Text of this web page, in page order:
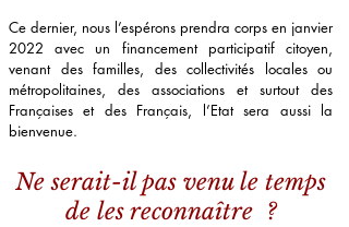
Ce dernier, nous l’espérons prendra corps en janvier
2022 avec un financement participatif citoyen,
venant des familles, des collectivités locales ou
métropolitaines, des associations et surtout des
Françaises et des Français, l’Etat sera aussi la
bienvenue.
Ne serait-il pas venu le temps
de les reconnaître ?